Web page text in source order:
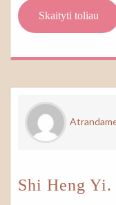
Skaityti toliau
Shi Heng